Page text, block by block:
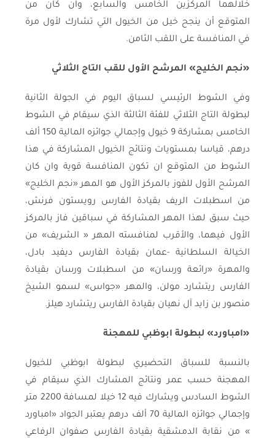
خلالهما المركزين الخامس والسابع، وان كان من
المتوقع أن ينجح خيل من الخيول التي تشارك لأول مرة
في المنافسة على اللقب الثامن.
«نجم الخليج» المرشح الأول للقب التاج الثلاثي
وفي الشوط الرئيسي لسباق اليوم في الجولة الثانية
لبطولة التاج الثلاثي للفئة الثالثة الذي سيقام في الشوط
الخامس بمشاركة 9 خيول وإجمالي جوائزه المالية 150 ألف
درهم، قياسا بمستويات ونتائج الخيول المشاركة في هذا
الشوط من المتوقع ان تكون المنافسة قوية وان كان
المرشح الأول للفوز بالمركز الأول هو المهر «نجم الخليج»
من اسطبلات الريف بقيادة الفارس رويستون فرنش،
حيث سبق لهذا المهر المشاركة في سباقين فاز بالمركز
الأول فيهما، والأقرب لمنافسته المهر « الشريف» من
الخيالة السلطانية -عمان بقيادة الفارس ديفيد بادل،
والمهرة «رائعة ورسان» من اسطبلات ورسان بقيادة
الفارس ريتشارد مولن، والمهر «جواس» لسمو الشيخ
منصور بن زايد آل نهيان بقيادة الفارس ريتشارد هيلز.
«امباورد» لبطولة ابوظبي للمهجنة
بالنسبة للسباق التحضيري لبطولة ابوظبي للخيول
المهجنة حسب عمر ونتائج المشارك الذي سيقام في
الشوط السادس ويشارك فيه 12 خيلا لمسافة 2200 متر
وإجمالي جوائزه المالية 70 ألف درهم يعتبر الجواد «امباورد
» من نقابة الدمشقية بقيادة الفارس صفوان الرفاعي